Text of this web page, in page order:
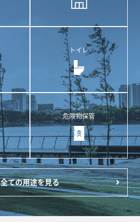
トイレ
危険物保管
全ての用途を見る